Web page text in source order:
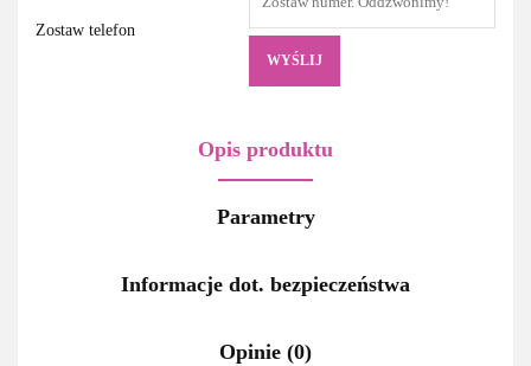
Zostaw telefon
WYŚLIJ
Opis produktu
Parametry
Informacje dot. bezpieczeństwa
Opinie (0)